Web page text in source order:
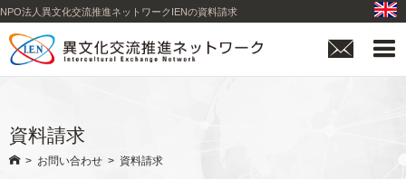
NPO法人異文化交流推進ネットワークIENの資料請求
 
資料請求
> お問い合わせ > 資料請求